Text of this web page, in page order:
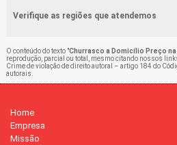
Verifique as regiões que atendemos
O conteúdo do texto "Churrasco a Domicílio Preço na
reprodução, parcial ou total, mesmo citando nossos
Crime de violação de direito autoral – artigo 184 do
autorais
Home
Empresa
Missão